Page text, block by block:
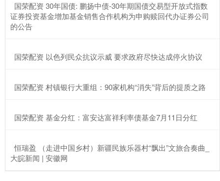
​国荣配资 30年国债: 鹏扬中债-30年期国债交易型开放式指数
证券投资基金增加基金销售合作机构为申购赎回代办证券公司
的公告
​国荣配资 以色列民众抗议示威 要求政府尽快达成停火协议
​国荣配资 村镇银行大重组：90家机构“消失”背后的提质之路
​国荣配资 基金分红：富安达富祥利率债基金7月11日分红
​恒瑞盈 （走进中国乡村）新疆民族乐器村“飘出”文旅合奏曲_
大皖新闻 | 安徽网